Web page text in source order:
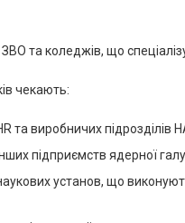
та коледжів, що
чекають:
та виробничих
підприємств ядерної
установ, що